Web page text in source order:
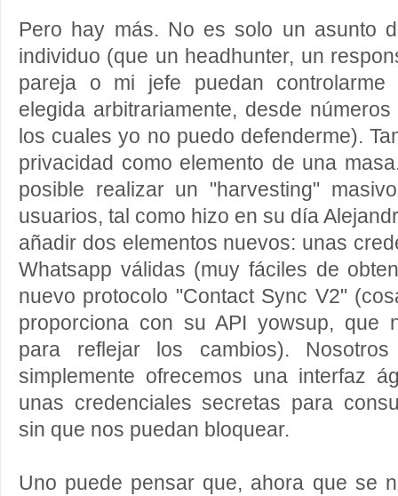
Pero hay más. No es solo un asunto
individuo (que un headhunter, un
pareja o mi jefe puedan
elegida arbitrariamente, desde
los cuales yo no puedo defenderme).
privacidad como elemento de una
posible realizar un "harvesting"
usuarios, tal como hizo en su día
añadir dos elementos nuevos: unas
Whatsapp válidas (muy fáciles de
nuevo protocolo "Contact Sync V2"
proporciona con su API yowsup, que
para reflejar los cambios). Nosotros
simplemente ofrecemos una interfaz
unas credenciales secretas para
sin que nos puedan bloquear.
Uno puede pensar que, ahora que se